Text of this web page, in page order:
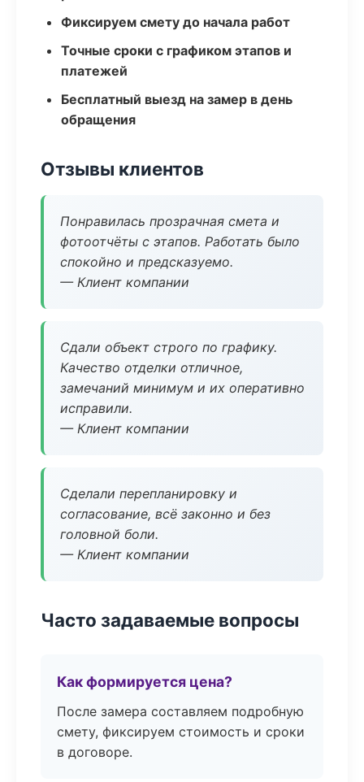
Фиксируем смету до начала работ
Точные сроки с графиком этапов и
платежей
Бесплатный выезд на замер в день
обращения
Отзывы клиентов
Понравилась прозрачная смета и
фотоотчёты с этапов. Работать было
спокойно и предсказуемо.
— Клиент компании
Сдали объект строго по графику.
Качество отделки отличное,
замечаний минимум и их оперативно
исправили.
— Клиент компании
Сделали перепланировку и
согласование, всё законно и без
головной боли.
— Клиент компании
Часто задаваемые вопросы
Как формируется цена?
После замера составляем подробную
смету, фиксируем стоимость и сроки
в договоре.